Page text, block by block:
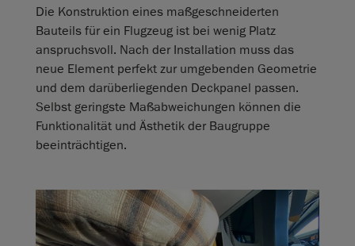
Die Konstruktion eines maßgeschneiderten
Bauteils für ein Flugzeug ist bei wenig Platz
anspruchsvoll. Nach der Installation muss das
neue Element perfekt zur umgebenden Geometrie
und dem darüberliegenden Deckpanel passen.
Selbst geringste Maßabweichungen können die
Funktionalität und Ästhetik der Baugruppe
beeinträchtigen.